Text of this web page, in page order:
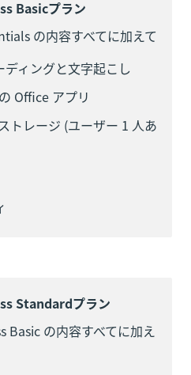
Basicプラン
の内容すべてに加えて
ィングと文字起こし
Office アプリ
トレージ (ユーザー 1 人あ
Standardプラン
Basic の内容すべてに加え